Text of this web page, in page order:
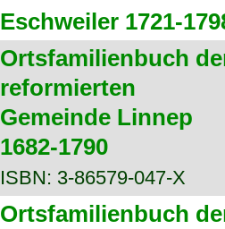
Eschweiler 1721-
Ortsfamilienbuch
reformierten
Gemeinde Linnep
1682-1790
ISBN: 3-86579-047-X
Ortsfamilienbuch